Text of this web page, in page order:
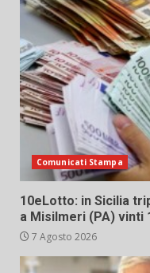
Comunicati Stampa
10eLotto: in Sicilia
a Misilmeri (PA) vinti
7 Agosto 2026